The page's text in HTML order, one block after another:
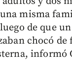
misma
de que
chocó
informó